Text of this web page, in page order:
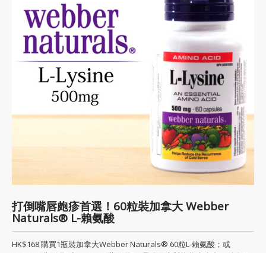
打倒嘴唇皰疹首選！60粒裝加拿大 Webber
Naturals® L-賴氨酸
HK$168 購買1瓶裝加拿大Webber Naturals® 60粒L-賴氨酸；或